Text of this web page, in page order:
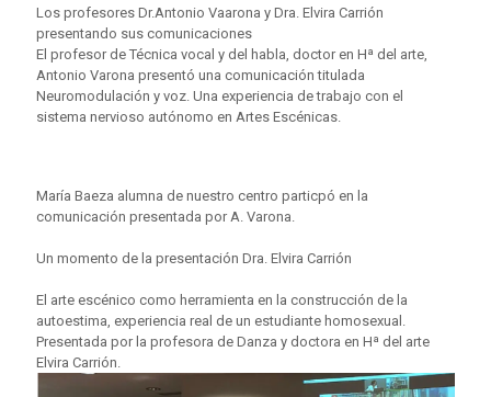
Los profesores Dr.Antonio Vaarona y Dra. Elvira Carrión
presentando sus comunicaciones
El profesor de Técnica vocal y del habla, doctor en Hª del arte,
Antonio Varona presentó una comunicación titulada
Neuromodulación y voz. Una experiencia de trabajo con el
sistema nervioso autónomo en Artes Escénicas.
María Baeza alumna de nuestro centro particpó en la
comunicación presentada por A. Varona.
Un momento de la presentación Dra. Elvira Carrión
El arte escénico como herramienta en la construcción de la
autoestima, experiencia real de un estudiante homosexual.
Presentada por la profesora de Danza y doctora en Hª del arte
Elvira Carrión.